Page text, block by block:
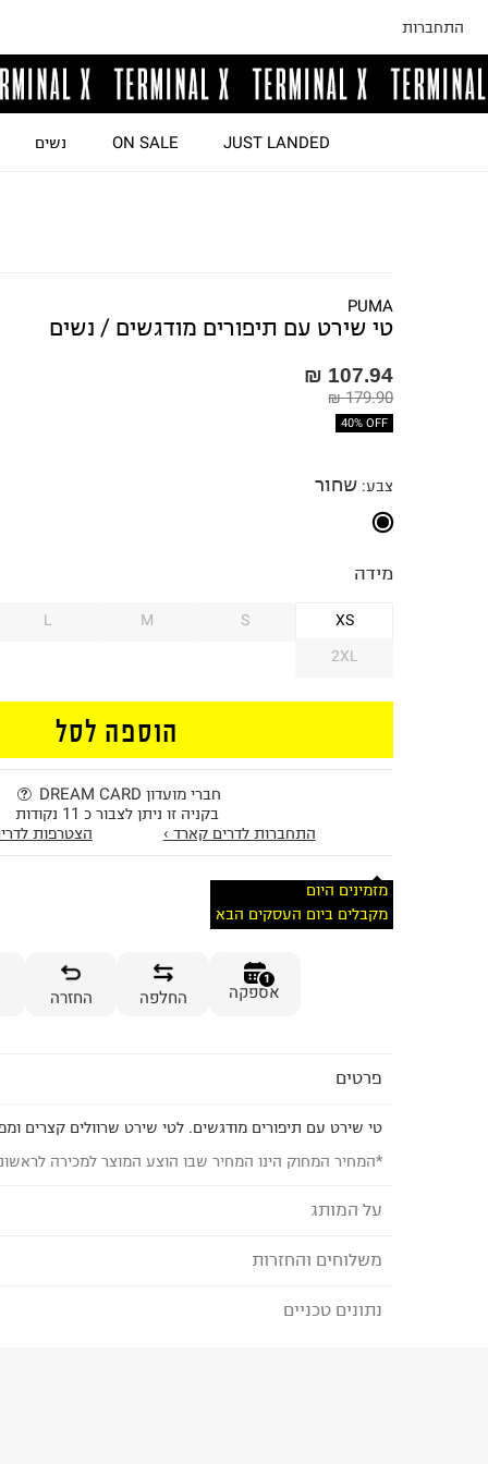
התחברות
JUST LANDED
ON SALE נשים
PUMA
טי שירט עם תיפורים מודגשים / נשים
107.94 ₪
179.90 ₪
40% OFF
צבע: שחור
מידה
XS
S
M
L
2XL
הוספה לסל
חברי מועדון DREAM CARD
בקניה זו ניתן לצבור כ 11 נקודות
התחברות לדרים קארד ›
הצטרפות
מזמינים היום
מקבלים ביום העסקים הבא
1
אספקה החלפה החזרה
פרטים
טי שירט עם תיפורים מודגשים. לטי שירט שרוולים קצרים
*המחיר המחוק הינו המחיר שבו הוצע המוצר למכירה
על המותג
PUMA - פומה
משלוחים והחזרות
לבחירת בשיטת המשלוח המתאימה לכם,
נתונים טכניים